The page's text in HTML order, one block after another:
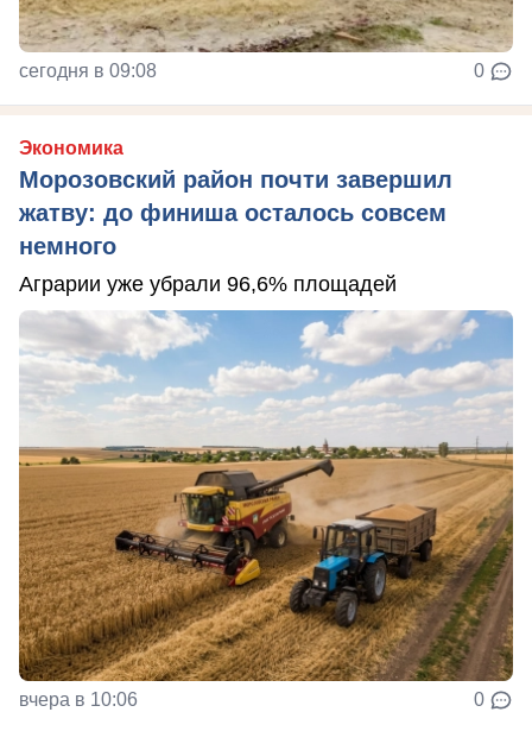
сегодня в 09:08 0
Экономика
Морозовский район почти завершил
жатву: до финиша осталось совсем
немного
Аграрии уже убрали 96,6% площадей
вчера в 10:06 0